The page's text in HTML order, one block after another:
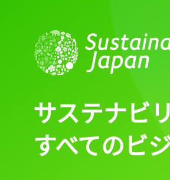
サステナビ
すべてのビ